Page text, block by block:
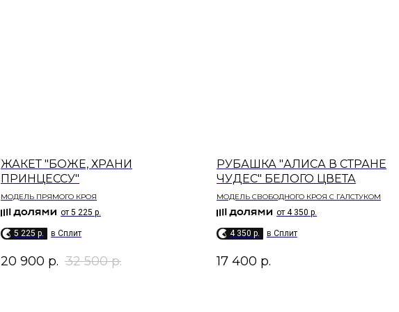
ЖАКЕТ "БОЖЕ, ХРАНИ
ПРИНЦЕССУ"
МОДЕЛЬ ПРЯМОГО КРОЯ​
от 5 225 р.
5 225 p. в Сплит
20 900 р. 32 500 р.
РУБАШКА "АЛИСА В СТРАНЕ
ЧУДЕС" БЕЛОГО ЦВЕТА
МОДЕЛЬ СВОБОДНОГО КРОЯ С ГАЛСТУКОМ
от 4 350 р.
4 350 p. в Сплит
17 400 р.